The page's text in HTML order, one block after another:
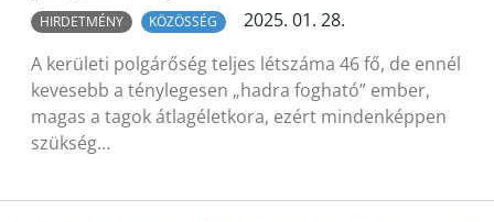
HIRDETMÉNY KÖZÖSSÉG
2025. 01. 28.
A kerületi polgárőség teljes létszáma 46 fő, de ennél
kevesebb a ténylegesen „hadra fogható” ember,
magas a tagok átlagéletkora, ezért mindenképpen
szükség…